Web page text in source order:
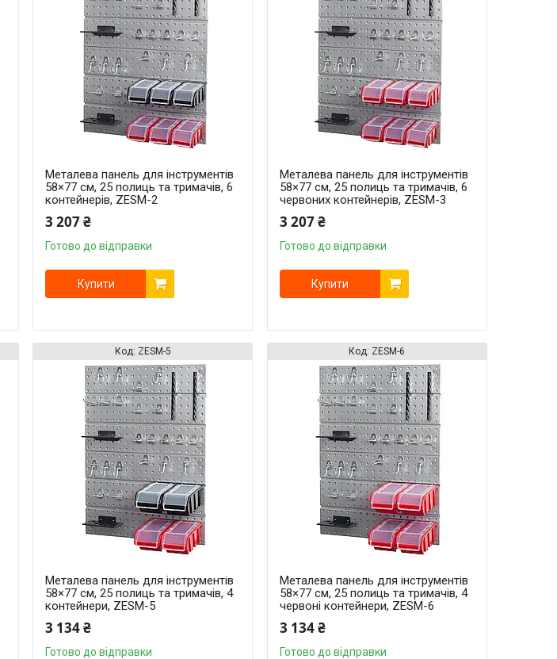
Металева панель для інструментів
58×77 см, 25 полиць та тримачів, 6
контейнерів, ZESM-2
3 207 ₴
Готово до відправки
Купити
Металева панель для інструментів
58×77 см, 25 полиць та тримачів, 6
червоних контейнерів, ZESM-3
3 207 ₴
Готово до відправки
Купити
ZESM-5
Металева панель для інструментів
58×77 см, 25 полиць та тримачів, 4
контейнери, ZESM-5
3 134 ₴
Готово до відправки
ZESM-6
Металева панель для інструментів
58×77 см, 25 полиць та тримачів, 4
червоні контейнери, ZESM-6
3 134 ₴
Готово до відправки